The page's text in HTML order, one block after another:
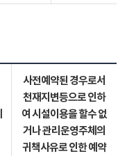
사전예약된 경우로서
천재지변등으로 인하
여 시설이용을 할수 없
거나 관리운영주체의
귀책사유로 인한 예약